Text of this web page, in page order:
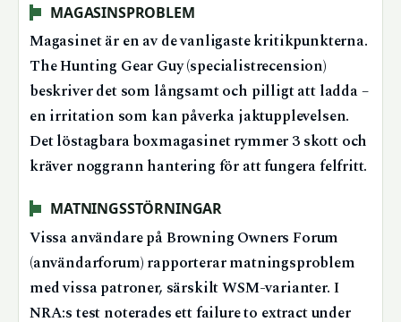
MAGASINSPROBLEM
Magasinet är en av de vanligaste kritikpunkterna.
The Hunting Gear Guy (specialistrecension)
beskriver det som långsamt och pilligt att ladda –
en irritation som kan påverka jaktupplevelsen.
Det löstagbara boxmagasinet rymmer 3 skott och
kräver noggrann hantering för att fungera felfritt.
MATNINGSSTÖRNINGAR
Vissa användare på Browning Owners Forum
(användarforum) rapporterar matningsproblem
med vissa patroner, särskilt WSM-varianter. I
NRA:s test noterades ett failure to extract under